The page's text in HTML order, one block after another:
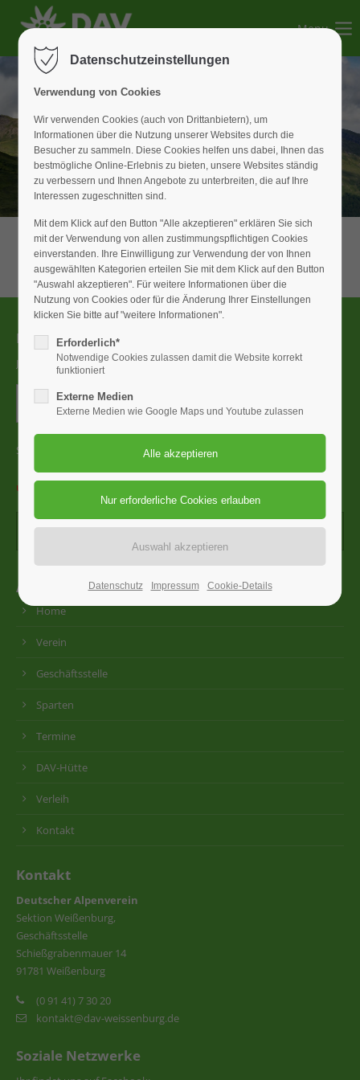
Der Eintrag "offcanvas-col2" existiert leider nicht.
Der Eintrag "offcanvas-col3" existiert leider nicht.
Der Eintrag "offcanvas-col4" existiert leider nicht.
Menu
Newsletter
Jetzt abonnieren und immer auf dem Laufenden bleiben
Sicherheitsfrage
und 1.
Auswahl
Home
Verein
Geschäftsstelle
Sparten
Termine
DAV-Hütte
Verleih
Kontakt
Kontakt
Deutscher Alpenverein
Sektion Weißenburg,
Geschäftsstelle
Schießgrabenmauer 14
91781 Weißenburg
(0 91 41) 7 30 20
kontakt@dav-weissenburg.de
Soziale Netzwerke
Datenschutzeinstellungen
Verwendung von Cookies
Wir verwenden Cookies (auch von Drittanbietern), um
Informationen über die Nutzung unserer Websites durch die
Besucher zu sammeln. Diese Cookies helfen uns dabei, Ihnen das
bestmögliche Online-Erlebnis zu bieten, unsere Websites ständig
zu verbessern und Ihnen Angebote zu unterbreiten, die auf Ihre
Interessen zugeschnitten sind.
Mit dem Klick auf den Button "Alle akzeptieren" erklären Sie sich
mit der Verwendung von allen zustimmungspflichtigen Cookies
einverstanden. Ihre Einwilligung zur Verwendung der von Ihnen
ausgewählten Kategorien erteilen Sie mit dem Klick auf den Button
"Auswahl akzeptieren". Für weitere Informationen über die
Nutzung von Cookies oder für die Änderung Ihrer Einstellungen
klicken Sie bitte auf "weitere Informationen".
Erforderlich*
Notwendige Cookies zulassen damit die Website korrekt
funktioniert
Externe Medien
Externe Medien wie Google Maps und Youtube zulassen
Datenschutz Impressum Cookie-Details